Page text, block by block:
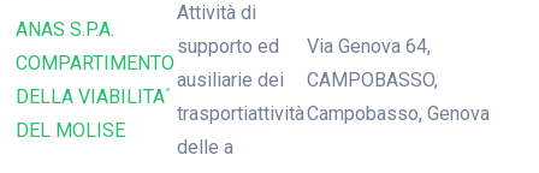
ANAS S.P.A.
COMPARTIMENTO
DELLA VIABILITA´
DEL MOLISE
Attività di
supporto ed
ausiliarie dei
trasportiattività
delle a
Via Genova 64,
CAMPOBASSO,
Campobasso, Genova